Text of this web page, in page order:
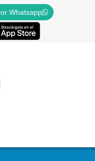
Whatsapp